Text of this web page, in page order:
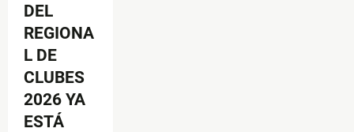
DEL
REGIONA
L DE
CLUBES
2026 YA
ESTÁ